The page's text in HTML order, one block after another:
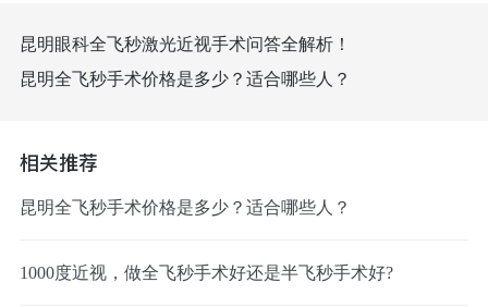
昆明眼科全飞秒激光近视手术问答全解析！
昆明全飞秒手术价格是多少？适合哪些人？
相关推荐
昆明全飞秒手术价格是多少？适合哪些人？
1000度近视，做全飞秒手术好还是半飞秒手术好?